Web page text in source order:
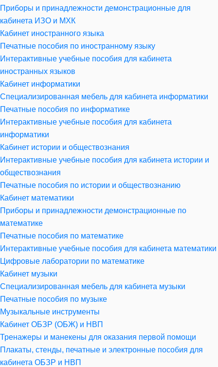
Приборы и принадлежности демонстрационные для
кабинета ИЗО и МХК
Кабинет иностранного языка
Печатные пособия по иностранному языку
Интерактивные учебные пособия для кабинета
иностранных языков
Кабинет информатики
Специализированная мебель для кабинета информатики
Печатные пособия по информатике
Интерактивные учебные пособия для кабинета
информатики
Кабинет истории и обществознания
Интерактивные учебные пособия для кабинета истории и
обществознания
Печатные пособия по истории и обществознанию
Кабинет математики
Приборы и принадлежности демонстрационные по
математике
Печатные пособия по математике
Интерактивные учебные пособия для кабинета математики
Цифровые лаборатории по математике
Кабинет музыки
Специализированная мебель для кабинета музыки
Печатные пособия по музыке
Музыкальные инструменты
Кабинет ОБЗР (ОБЖ) и НВП
Тренажеры и манекены для оказания первой помощи
Плакаты, стенды, печатные и электронные пособия для
кабинета ОБЗР и НВП